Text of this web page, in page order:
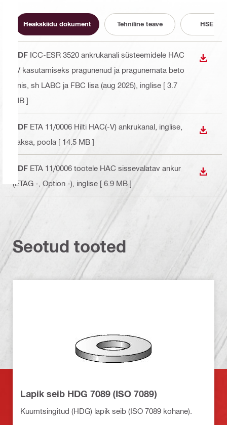
Heakskiidu dokument Tehniline teave HSE
PDF ICC-ESR 3520 ankrukanali süsteemidele HAC
-V kasutamiseks pragunenud ja pragunemata beto
onis, sh LABC ja FBC lisa (aug 2025) , inglise [ 3.7
MB ]
PDF ETA 11/0006 Hilti HAC(-V) ankrukanal , inglise,
saksa, poola [ 14.5 MB ]
PDF ETA 11/0006 tootele HAC sissevalatav ankur
(ETAG -, Option -) , inglise [ 6.9 MB ]
Seotud tooted
Lapik seib HDG 7089 (ISO 7089)
Kuumtsingitud (HDG) lapik seib (ISO 7089 kohane).